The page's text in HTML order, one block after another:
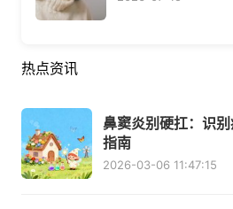
热点资讯
鼻窦炎别硬扛：识
指南
2026-03-06 11:47:15